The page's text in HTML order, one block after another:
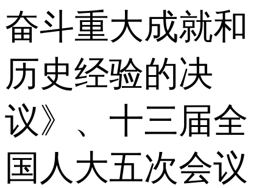
奋斗重大成就和
历史经验的决
议》、十三届全
国人大五次会议